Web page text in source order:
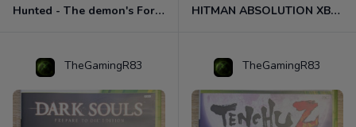
Hunted - The demon's Forge Xbox 360 (Complet CIB) HITMAN ABSOLUTION XBOX 360
TheGamingR83 TheGamingR83